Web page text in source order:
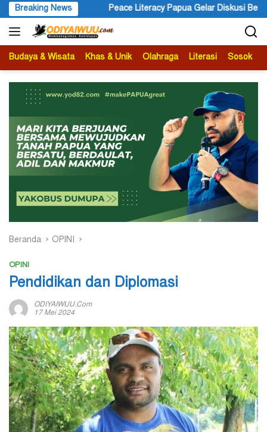
Langsung
ke
konten
Breaking News
Peace Literacy Papua Gelar Diskusi Bertajuk Pengalaman
Budaya & Wisata Khas & Unik Olahraga Literasi Sosok
Beranda OPINI
OPINI
Pendidikan dan Diplomasi
ODIYAIWUU.com
17 Mei 2024